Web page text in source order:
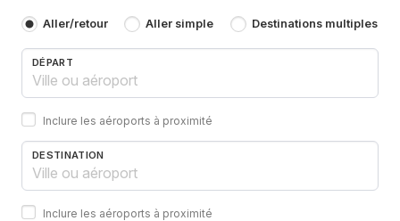
Aller/retour Aller simple Destinations multiples
DÉPART
Inclure les aéroports à proximité
DESTINATION
Inclure les aéroports à proximité